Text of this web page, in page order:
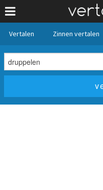
Vertalen Zinnen vertalen